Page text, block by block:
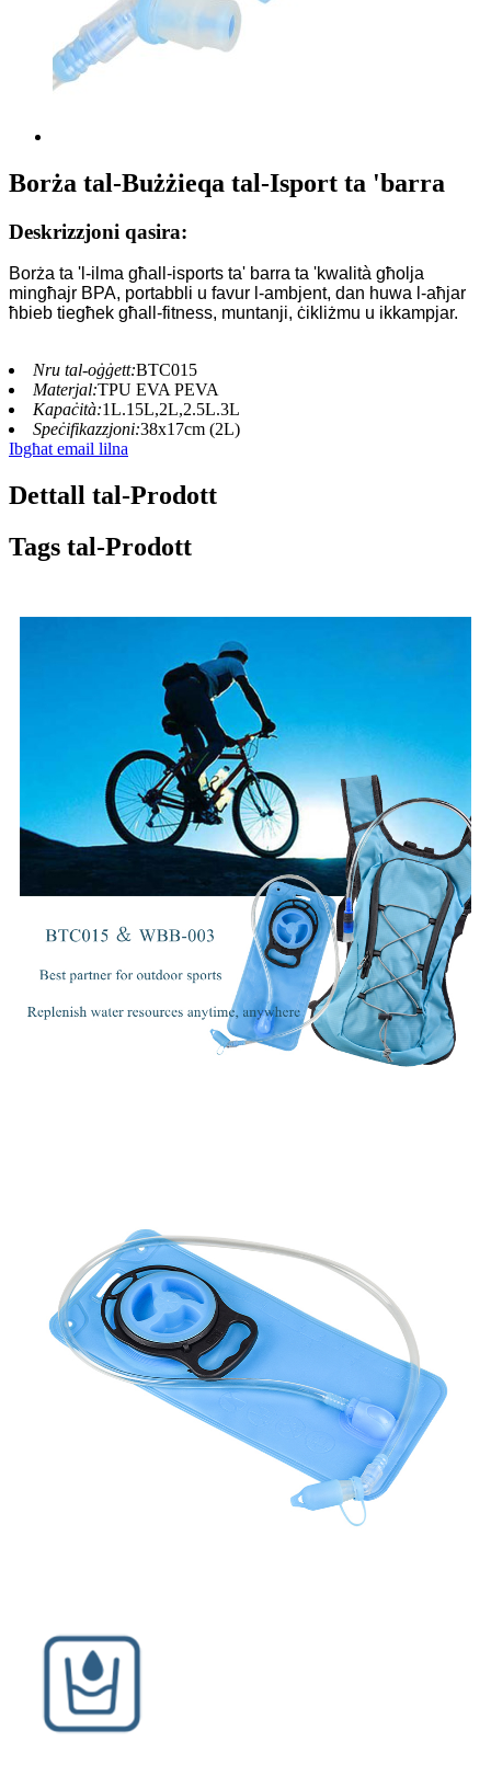
Borża tal-Bużżieqa tal-Isport ta 'barra
Deskrizzjoni qasira:
Borża ta 'l-ilma għall-isports ta' barra ta 'kwalità għolja
mingħajr BPA, portabbli u favur l-ambjent, dan huwa l-aħjar
ħbieb tiegħek għall-fitness, muntanji, ċikliżmu u ikkampjar.
Nru tal-oġġett:BTC015
Materjal:TPU EVA PEVA
Kapaċità:1L.15L,2L,2.5L.3L
Speċifikazzjoni:38x17cm (2L)
Ibgħat email lilna
Dettall tal-Prodott
Tags tal-Prodott